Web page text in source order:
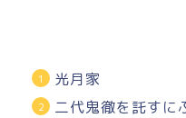
光月家
二代鬼徹を託すに